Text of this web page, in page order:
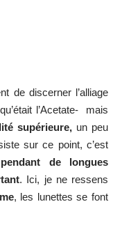
de discerner l’alliage
l’Acetate- mais
supérieure,un peu
sur ce point, c’est
de longues
. Ici, je ne ressens
, les lunettes se font